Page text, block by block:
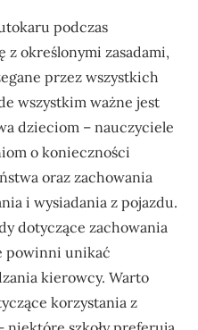
podczas
z określonymi zasadami,
przez wszystkich
wszystkim ważne jest
dzieciom – nauczyciele
o konieczności
oraz zachowania
i wysiadania z pojazdu.
dotyczące zachowania
powinni unikać
kierowcy. Warto
korzystania z